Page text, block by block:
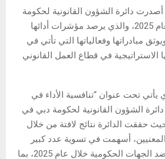
/ وام / أصدرت دائرة الشؤون القانونية لحكومة
دبي تقريرها السنوي لعام 2025، والذي يرصد مؤشرات أدائها
مبادراتها وفعالياتها التي تأتي في
الاستراتيجية في قطاع العمل القانوني
يأتي تحت عنوان “تنافسية الأداء في
دائرة الشؤون القانونية لحكومة دبي في
حققت الدائرة نتائج لافتة من خلال
المعنيين، أسهمت في تسوية عدد كبير
من الشكاوى المقدمة ضد الجهات الحكومية خلال عام 2025، بما